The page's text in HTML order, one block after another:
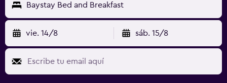
Baystay Bed and Breakfast
vie. 14/8 sáb. 15/8